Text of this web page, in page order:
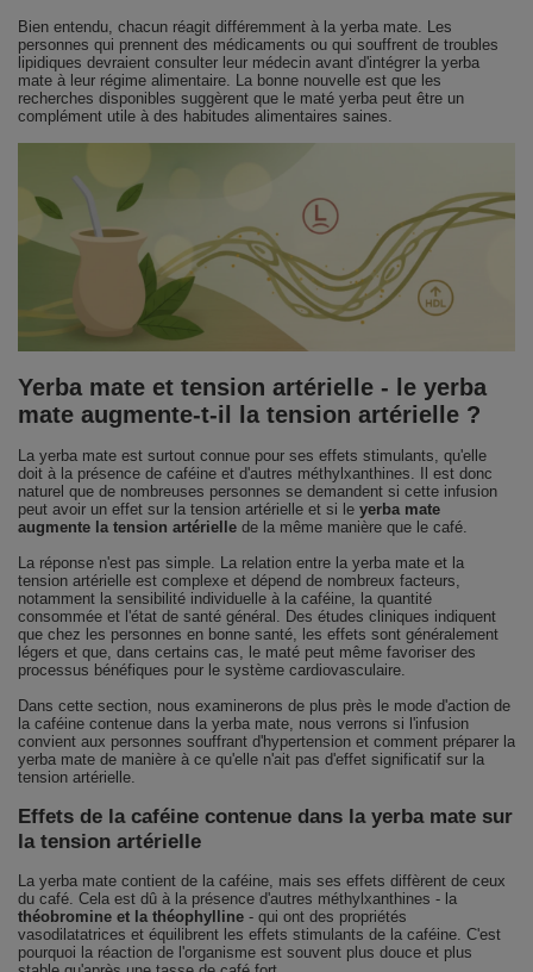
Bien entendu, chacun réagit différemment à la yerba mate. Les
personnes qui prennent des médicaments ou qui souffrent de troubles
lipidiques devraient consulter leur médecin avant d'intégrer la yerba
mate à leur régime alimentaire. La bonne nouvelle est que les
recherches disponibles suggèrent que le maté yerba peut être un
complément utile à des habitudes alimentaires saines.
Yerba mate et tension artérielle - le yerba
mate augmente-t-il la tension artérielle ?
La yerba mate est surtout connue pour ses effets stimulants, qu'elle
doit à la présence de caféine et d'autres méthylxanthines. Il est donc
naturel que de nombreuses personnes se demandent si cette infusion
peut avoir un effet sur la tension artérielle et si le yerba mate
augmente la tension artérielle de la même manière que le café.
La réponse n'est pas simple. La relation entre la yerba mate et la
tension artérielle est complexe et dépend de nombreux facteurs,
notamment la sensibilité individuelle à la caféine, la quantité
consommée et l'état de santé général. Des études cliniques indiquent
que chez les personnes en bonne santé, les effets sont généralement
légers et que, dans certains cas, le maté peut même favoriser des
processus bénéfiques pour le système cardiovasculaire.
Dans cette section, nous examinerons de plus près le mode d'action de
la caféine contenue dans la yerba mate, nous verrons si l'infusion
convient aux personnes souffrant d'hypertension et comment préparer la
yerba mate de manière à ce qu'elle n'ait pas d'effet significatif sur la
tension artérielle.
Effets de la caféine contenue dans la yerba mate sur
la tension artérielle
La yerba mate contient de la caféine, mais ses effets diffèrent de ceux
du café. Cela est dû à la présence d'autres méthylxanthines - la
théobromine et la théophylline - qui ont des propriétés
vasodilatatrices et équilibrent les effets stimulants de la caféine. C'est
pourquoi la réaction de l'organisme est souvent plus douce et plus